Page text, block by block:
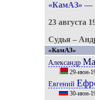
«КамАЗ» —
23 августа
Судья –
«КамАЗ»
Александр
29-июн-
Евгений
30-июн-